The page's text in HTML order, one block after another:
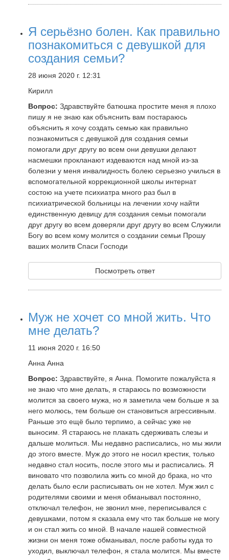
Я серьёзно болен. Как правильно
познакомиться с девушкой для
создания семьи?
28 июня 2020 г. 12:31
Кирилл
Вопрос: Здравствуйте батюшка простите меня я плохо
пишу я не знаю как объяснить вам постараюсь
объяснить я хочу создать семью как правильно
познакомиться с девушкой для создания семьи
помогали друг другу во всем они девушки делают
насмешки прокланают издеваются над мной из-за
болезни у меня инвалидность болею серьезно училься в
вспомогательной коррекционной школы интернат
состою на учете психиатра много раз был в
психиатрической больницы на лечении хочу найти
единственную девицу для создания семьи помогали
друг другу во всем доверяли друг другу во всем Служили
Богу во всем кому молится о создании семьи Прошу
ваших молитв Спаси Господи
Посмотреть ответ
Муж не хочет со мной жить. Что
мне делать?
11 июня 2020 г. 16:50
Анна Анна
Вопрос: Здравствуйте, я Анна. Помогите пожалуйста я
не знаю что мне делать, я стараюсь по возможности
молится за своего мужа, но я заметила чем больше я за
него молюсь, тем больше он становиться агрессивным.
Раньше это ещё было терпимо, а сейчас уже не
выносим. Я стараюсь не плакать сдерживать слезы и
дальше молиться. Мы недавно расписались, но мы жили
до этого вместе. Муж до этого не носил крестик, только
недавно стал носить, после этого мы и расписались. Я
виновато что позволила жить со мной до брака, но что
делать было если расписывать он не хотел. Муж жил с
родителями своими и меня обманывал постоянно,
отключал телефон, не звонил мне, переписывался с
девушками, потом я сказала ему что так больше не могу
и он стал жить со мной. В начале нашей совместной
жизни он меня тоже обманывал, после работы куда то
уходил, выключал телефон, я стала молится. Мы вместе